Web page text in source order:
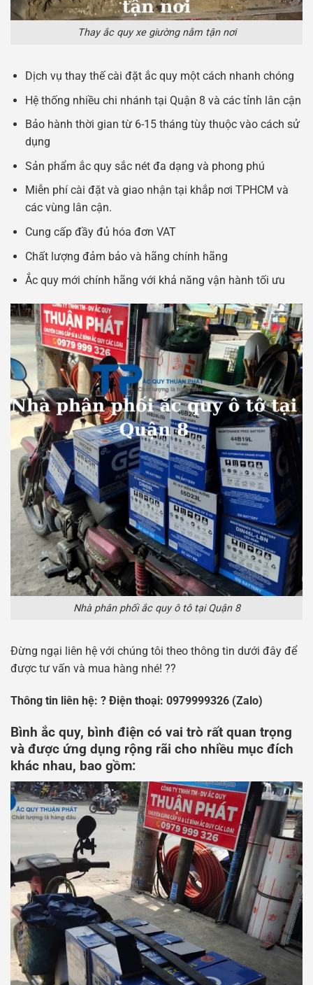
Thay ắc quy xe giường nằm tận nơi
Dịch vụ thay thế cài đặt ắc quy một cách nhanh chóng
Hệ thống nhiều chi nhánh tại Quận 8 và các tỉnh lân cận
Bảo hành thời gian từ 6-15 tháng tùy thuộc vào cách sử
dụng
Sản phẩm ắc quy sắc nét đa dạng và phong phú
Miễn phí cài đặt và giao nhận tại khắp nơi TPHCM và
các vùng lân cận.
Cung cấp đầy đủ hóa đơn VAT
Chất lượng đảm bảo và hãng chính hãng
Ắc quy mới chính hãng với khả năng vận hành tối ưu
Nhà phân phối ắc quy ô tô tại Quận 8
Đừng ngại liên hệ với chúng tôi theo thông tin dưới đây để
được tư vấn và mua hàng nhé! ??
Thông tin liên hệ: ? Điện thoại: 0979999326 (Zalo)
Bình ắc quy, bình điện có vai trò rất quan trọng
và được ứng dụng rộng rãi cho nhiều mục đích
khác nhau, bao gồm: